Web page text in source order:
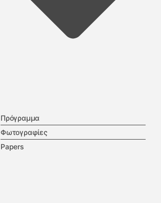
Πρόγραμμα
Φωτογραφίες
Papers